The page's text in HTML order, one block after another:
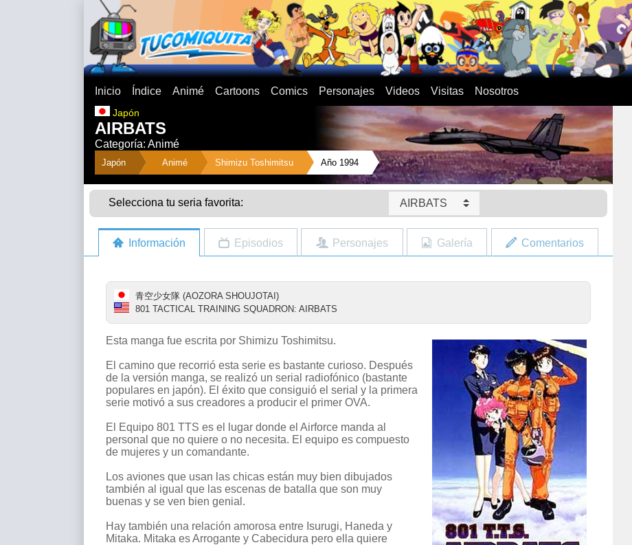
Inicio Índice Animé Cartoons Comics Personajes Videos Visitas Nosotros
Japón
AIRBATS
Categoría: Animé
Japón Animé Shimizu Toshimitsu Año 1994
Selecciona tu seria favorita: AIRBATS
Información Episodios Personajes Galería Comentarios
青空少女隊 (AOZORA SHOUJOTAI)
801 TACTICAL TRAINING SQUADRON: AIRBATS
Esta manga fue escrita por Shimizu Toshimitsu.
El camino que recorrió esta serie es bastante curioso. Después
de la versión manga, se realizó un serial radiofónico (bastante
populares en japón). El éxito que consiguió el serial y la primera
serie motivó a sus creadores a producir el primer OVA.
El Equipo 801 TTS es el lugar donde el Airforce manda al
personal que no quiere o no necesita. El equipo es compuesto
de mujeres y un comandante.
Los aviones que usan las chicas están muy bien dibujados
también al igual que las escenas de batalla que son muy
buenas y se ven bien genial.
Hay también una relación amorosa entre Isurugi, Haneda y
Mitaka. Mitaka es Arrogante y Cabecidura pero ella quiere